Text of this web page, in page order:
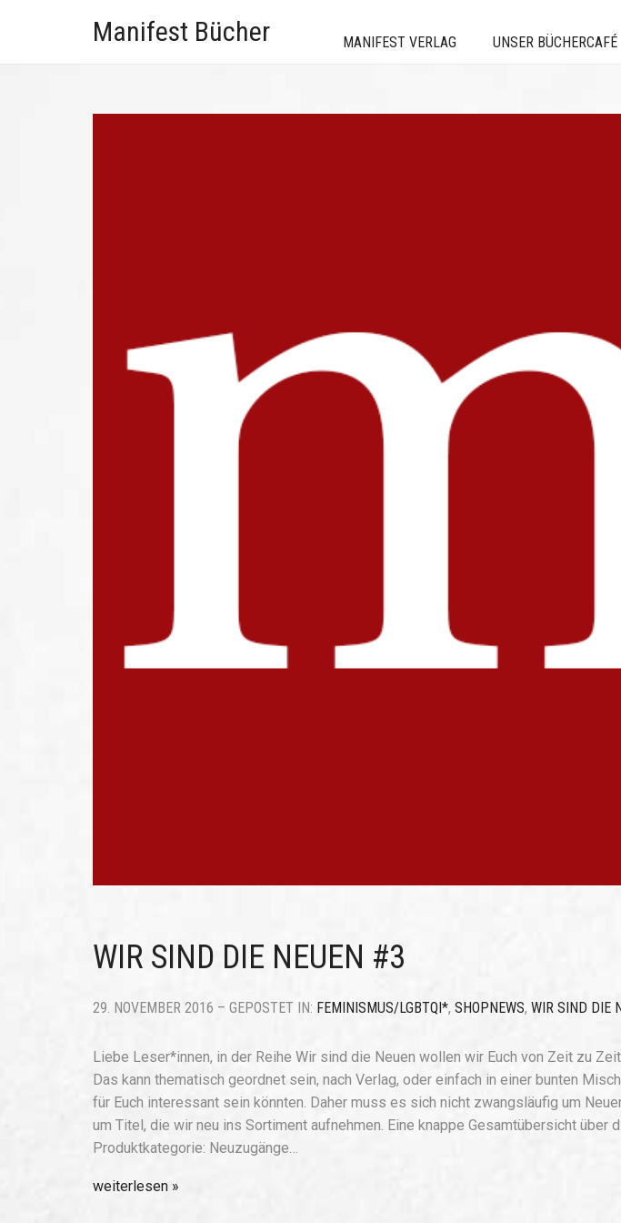
Manifest Bücher MANIFEST VERLAG UNSER BÜCHERCAFÉ
WIR SIND DIE NEUEN #3
29. NOVEMBER 2016 – GEPOSTET IN: FEMINISMUS/LGBTQI*, SHOPNEWS, WIR SIND DIE
Liebe Leser*innen, in der Reihe Wir sind die Neuen wollen wir Euch von Zeit zu
Das kann thematisch geordnet sein, nach Verlag, oder einfach in einer bunten
für Euch interessant sein könnten. Daher muss es sich nicht zwangsläufig um
um Titel, die wir neu ins Sortiment aufnehmen. Eine knappe Gesamtübersicht über
Produktkategorie: Neuzugänge…
weiterlesen